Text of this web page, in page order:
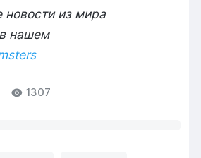
новости из мира
нашем
1307